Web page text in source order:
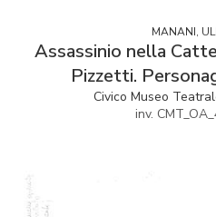
MANANI,
Assassinio nella
Pizzetti.
Civico Museo
inv.